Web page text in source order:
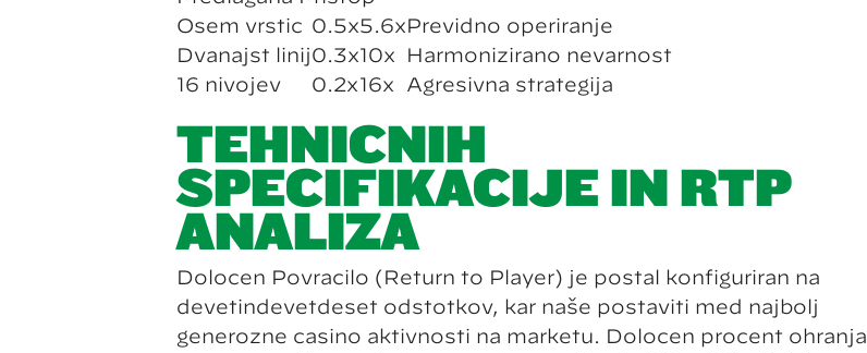
Osem vrstic 0.5x5.6xPrevidno operiranje
Dvanajst linij0.3x10x
Harmonizirano nevarnost
16 nivojev
0.2x16x Agresivna strategija
TEHNIČNIH
SPECIFIKACIJE IN RTP
ANALIZA
Določen Povračilo (Return to Player) je postal konfiguriran na
devetindevetdeset odstotkov, kar naše postaviti med najbolj
generozne casino aktivnosti na marketu. Določen procent ohranja